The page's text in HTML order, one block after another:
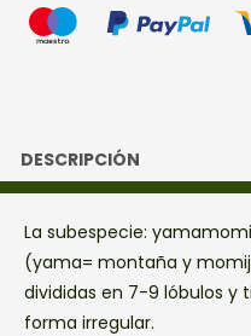
DESCRIPCIÓN
La subespecie:
(yama= montaña y
divididas en 7-9 lóbulos y
forma irregular.